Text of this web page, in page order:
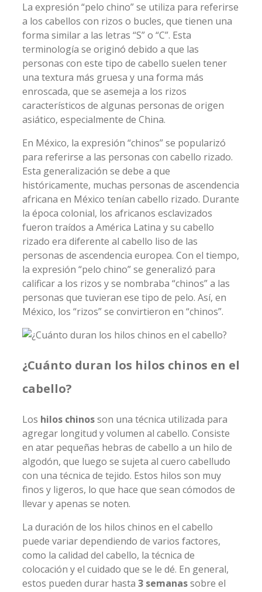
La expresión “pelo chino” se utiliza para referirse
a los cabellos con rizos o bucles, que tienen una
forma similar a las letras “S” o “C”. Esta
terminología se originó debido a que las
personas con este tipo de cabello suelen tener
una textura más gruesa y una forma más
enroscada, que se asemeja a los rizos
característicos de algunas personas de origen
asiático, especialmente de China.
En México, la expresión “chinos” se popularizó
para referirse a las personas con cabello rizado.
Esta generalización se debe a que
históricamente, muchas personas de ascendencia
africana en México tenían cabello rizado. Durante
la época colonial, los africanos esclavizados
fueron traídos a América Latina y su cabello
rizado era diferente al cabello liso de las
personas de ascendencia europea. Con el tiempo,
la expresión “pelo chino” se generalizó para
calificar a los rizos y se nombraba “chinos” a las
personas que tuvieran ese tipo de pelo. Así, en
México, los “rizos” se convirtieron en “chinos”.
¿Cuánto duran los hilos chinos en el
cabello?
Los hilos chinosson una técnica utilizada para
agregar longitud y volumen al cabello. Consiste
en atar pequeñas hebras de cabello a un hilo de
algodón, que luego se sujeta al cuero cabelludo
con una técnica de tejido. Estos hilos son muy
finos y ligeros, lo que hace que sean cómodos de
llevar y apenas se noten.
La duración de los hilos chinos en el cabello
puede variar dependiendo de varios factores,
como la calidad del cabello, la técnica de
colocación y el cuidado que se le dé. En general,
estos pueden durar hasta 3 semanassobre el